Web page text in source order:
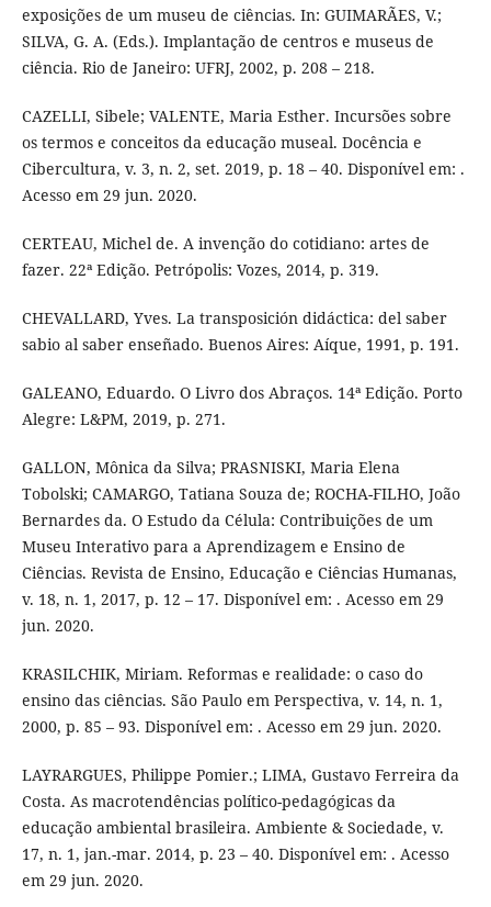
exposições de um museu de ciências. In: GUIMARÃES, V.;
SILVA, G. A. (Eds.). Implantação de centros e museus de
ciência. Rio de Janeiro: UFRJ, 2002, p. 208 – 218.
CAZELLI, Sibele; VALENTE, Maria Esther. Incursões sobre
os termos e conceitos da educação museal. Docência e
Cibercultura, v. 3, n. 2, set. 2019, p. 18 – 40. Disponível em: .
Acesso em 29 jun. 2020.
CERTEAU, Michel de. A invenção do cotidiano: artes de
fazer. 22ª Edição. Petrópolis: Vozes, 2014, p. 319.
CHEVALLARD, Yves. La transposición didáctica: del saber
sabio al saber enseñado. Buenos Aires: Aíque, 1991, p. 191.
GALEANO, Eduardo. O Livro dos Abraços. 14ª Edição. Porto
Alegre: L&PM, 2019, p. 271.
GALLON, Mônica da Silva; PRASNISKI, Maria Elena
Tobolski; CAMARGO, Tatiana Souza de; ROCHA-FILHO, João
Bernardes da. O Estudo da Célula: Contribuições de um
Museu Interativo para a Aprendizagem e Ensino de
Ciências. Revista de Ensino, Educação e Ciências Humanas,
v. 18, n. 1, 2017, p. 12 – 17. Disponível em: . Acesso em 29
jun. 2020.
KRASILCHIK, Miriam. Reformas e realidade: o caso do
ensino das ciências. São Paulo em Perspectiva, v. 14, n. 1,
2000, p. 85 – 93. Disponível em: . Acesso em 29 jun. 2020.
LAYRARGUES, Philippe Pomier.; LIMA, Gustavo Ferreira da
Costa. As macrotendências político-pedagógicas da
educação ambiental brasileira. Ambiente & Sociedade, v.
17, n. 1, jan.-mar. 2014, p. 23 – 40. Disponível em: . Acesso
em 29 jun. 2020.